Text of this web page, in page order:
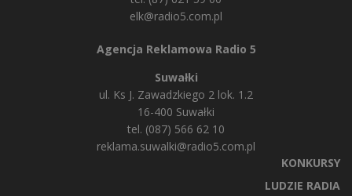
elk@radio5.com.pl
Agencja Reklamowa Radio 5
Suwałki
ul. Ks J. Zawadzkiego 2 lok. 1.2
16-400 Suwałki
tel. (087) 566 62 10
reklama.suwalki@radio5.com.pl
KONKURSY
LUDZIE RADIA